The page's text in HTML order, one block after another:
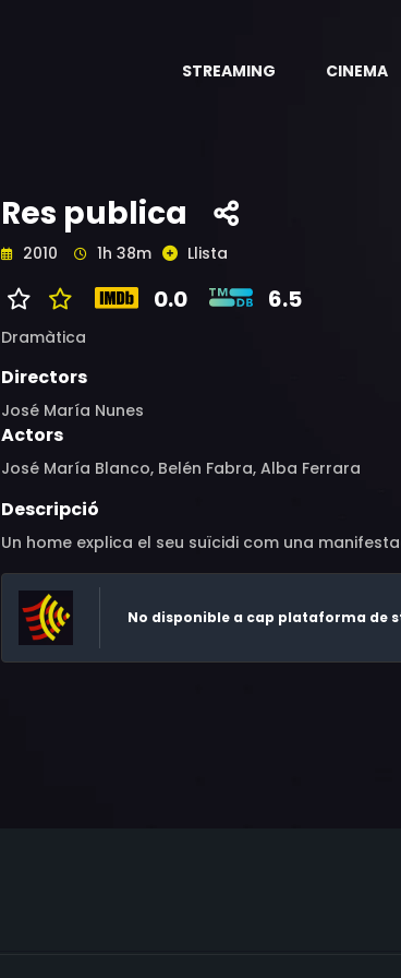
STREAMING CINEMA
Res publica
2010 1h 38m Llista
0.0 6.5
Dramàtica
Directors
José María Nunes
Actors
José María Blanco, Belén Fabra, Alba Ferrara
Descripció
Un home explica el seu suïcidi com una
No disponible a cap plataforma de